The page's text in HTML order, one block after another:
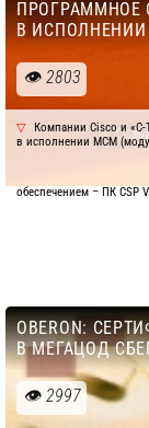
ПРОГРАММНОЕ
В
2803
Компании Cisco и «С-
в исполнении МСМ
обеспечением – ПК CSP
OBERON:
В МЕГАЦОД
2997